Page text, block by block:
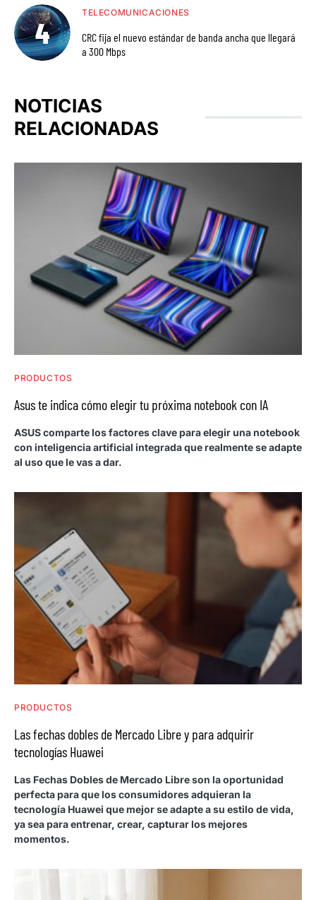
TELECOMUNICACIONES
CRC fija el nuevo estándar de banda ancha que llegará
a 300 Mbps
NOTICIAS
RELACIONADAS
PRODUCTOS
Asus te indica cómo elegir tu próxima notebook con IA
ASUS comparte los factores clave para elegir una notebook
con inteligencia artificial integrada que realmente se adapte
al uso que le vas a dar.
PRODUCTOS
Las fechas dobles de Mercado Libre y para adquirir
tecnologías Huawei
Las Fechas Dobles de Mercado Libre son la oportunidad
perfecta para que los consumidores adquieran la
tecnología Huawei que mejor se adapte a su estilo de vida,
ya sea para entrenar, crear, capturar los mejores
momentos.